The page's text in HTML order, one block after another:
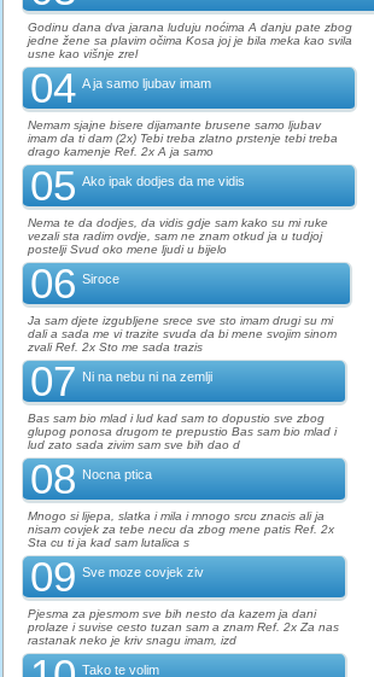
Godinu dana dva jarana luduju noćima A danju pate zbog
jedne žene sa plavim očima Kosa joj je bila meka kao svila
usne kao višnje zrel
04 A ja samo ljubav imam
Nemam sjajne bisere dijamante brusene samo ljubav
imam da ti dam (2x) Tebi treba zlatno prstenje tebi treba
drago kamenje Ref. 2x A ja samo
05 Ako ipak dodjes da me vidis
Nema te da dodjes, da vidis gdje sam kako su mi ruke
vezali sta radim ovdje, sam ne znam otkud ja u tudjoj
postelji Svud oko mene ljudi u bijelo
06 Siroce
Ja sam djete izgubljene srece sve sto imam drugi su mi
dali a sada me vi trazite svuda da bi mene svojim sinom
zvali Ref. 2x Sto me sada trazis
07 Ni na nebu ni na zemlji
Bas sam bio mlad i lud kad sam to dopustio sve zbog
glupog ponosa drugom te prepustio Bas sam bio mlad i
lud zato sada zivim sam sve bih dao d
08 Nocna ptica
Mnogo si lijepa, slatka i mila i mnogo srcu znacis ali ja
nisam covjek za tebe necu da zbog mene patis Ref. 2x
Sta cu ti ja kad sam lutalica s
09 Sve moze covjek ziv
Pjesma za pjesmom sve bih nesto da kazem ja dani
prolaze i suvise cesto tuzan sam a znam Ref. 2x Za nas
rastanak neko je kriv snagu imam, izd
Tako te volim